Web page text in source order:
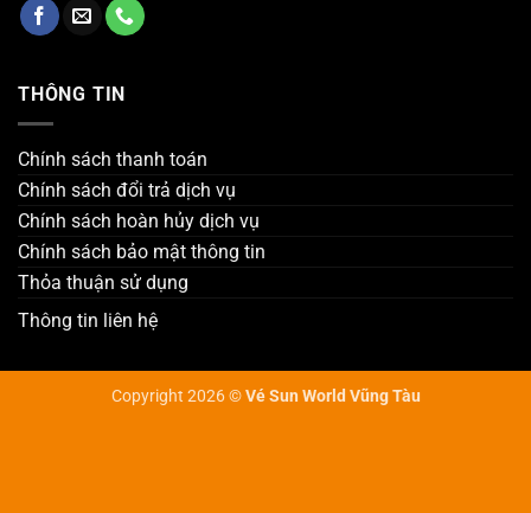
THÔNG TIN
Chính sách thanh toán
Chính sách đổi trả dịch vụ
Chính sách hoàn hủy dịch vụ
Chính sách bảo mật thông tin
Thỏa thuận sử dụng
Thông tin liên hệ
Copyright 2026 ©Vé Sun World Vũng Tàu